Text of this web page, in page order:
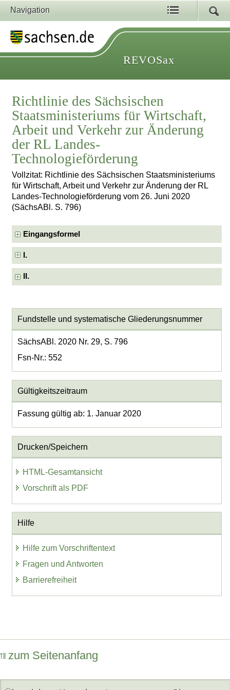
Navigation
REVOSax
Richtlinie des Sächsischen
Staatsministeriums für Wirtschaft,
Arbeit und Verkehr zur Änderung
der RL Landes-
Technologieförderung
Vollzitat: Richtlinie des Sächsischen Staatsministeriums
für Wirtschaft, Arbeit und Verkehr zur Änderung der RL
Landes-Technologieförderung vom 26. Juni 2020
(SächsABl. S. 796)
Eingangsformel
I.
II.
Fundstelle und systematische Gliederungsnummer
SächsABl. 2020 Nr. 29, S. 796
Fsn-Nr.: 552
Gültigkeitszeitraum
Fassung gültig ab: 1. Januar 2020
Drucken/Speichern
HTML-Gesamtansicht
Vorschrift als PDF
Hilfe
Hilfe zum Vorschriftentext
Fragen und Antworten
Barrierefreiheit
zum Seitenanfang